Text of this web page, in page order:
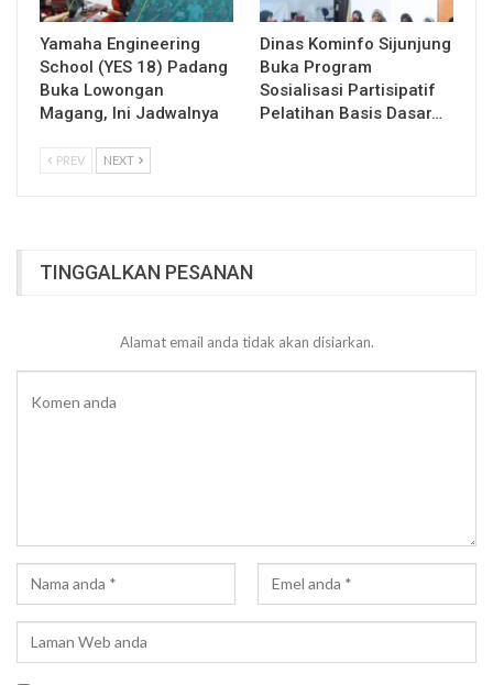
Yamaha Engineering
School (YES 18) Padang
Buka Lowongan
Magang, Ini Jadwalnya
Dinas Kominfo Sijunjung
Buka Program
Sosialisasi Partisipatif
Pelatihan Basis Dasar…
PREV NEXT
TINGGALKAN PESANAN
Alamat email anda tidak akan disiarkan.